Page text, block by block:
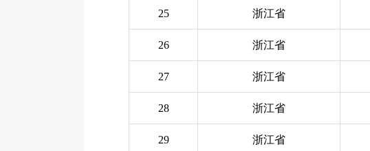
25 浙江省
26 浙江省
27 浙江省
28 浙江省
29 浙江省